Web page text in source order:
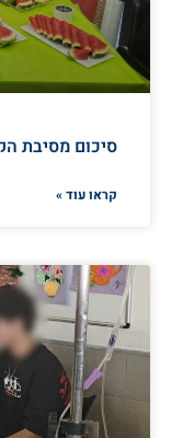
סיכום מסיבת
קראו עוד »